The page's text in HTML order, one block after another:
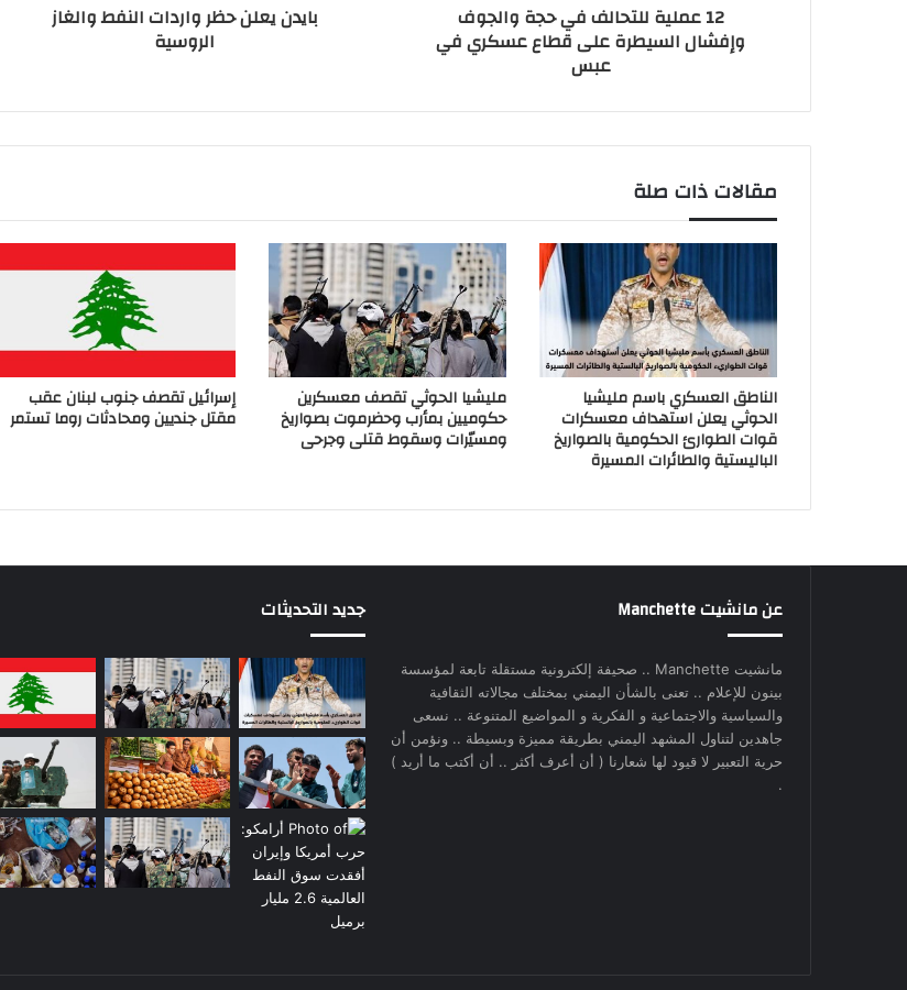
12 عملية للتحالف في حجة والجوف
وإفشال السيطرة على قطاع عسكري في
عبس
بايدن يعلن حظر واردات النفط والغاز
الروسية
مقالات ذات صلة
الناطق العسكري باسم مليشيا
الحوثي يعلن استهداف معسكرات
قوات الطوارئ الحكومية بالصواريخ
الباليستية والطائرات المسيرة
مليشيا الحوثي تقصف معسكرين
حكوميين بمأرب وحضرموت بصواريخ
ومسيّرات وسقوط قتلى وجرحى
إسرائيل تقصف جنوب لبنان عقب
مقتل جنديين ومحادثات روما تستمر
عن مانشيت Manchette
مانشيت Manchette .. صحيفة إلكترونية مستقلة تابعة لمؤسسة
بينون للإعلام .. تعنى بالشأن اليمني بمختلف مجالاته الثقافية
والسياسية والاجتماعية و الفكرية و المواضيع المتنوعة .. نسعى
جاهدين لتناول المشهد اليمني بطريقة مميزة وبسيطة .. ونؤمن أن
حرية التعبير لا قيود لها شعارنا ( أن أعرف أكثر .. أن أكتب ما أريد )
.
جديد التحديثات